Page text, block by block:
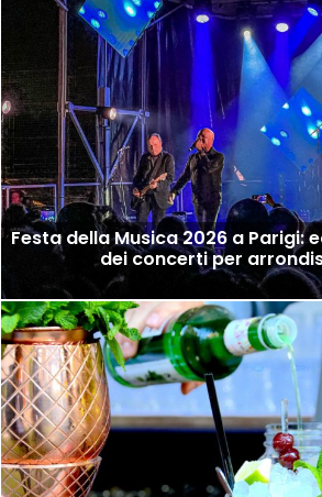
Festa della Musica 2026 a Parigi:
dei concerti per